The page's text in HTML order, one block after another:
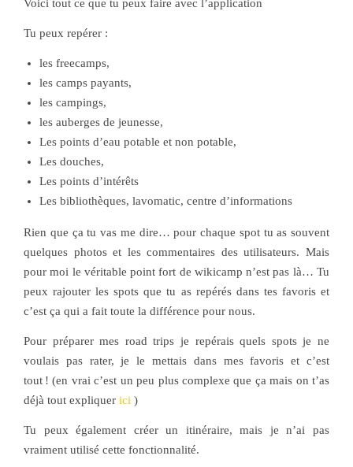
Voici tout ce que tu peux faire avec l’application
Tu peux repérer :
les freecamps,
les camps payants,
les campings,
les auberges de jeunesse,
Les points d’eau potable et non potable,
Les douches,
Les points d’intérêts
Les bibliothèques, lavomatic, centre d’informations
Rien que ça tu vas me dire… pour chaque spot tu as souvent
quelques photos et les commentaires des utilisateurs. Mais
pour moi le véritable point fort de wikicamp n’est pas là… Tu
peux rajouter les spots que tu as repérés dans tes favoris et
c’est ça qui a fait toute la différence pour nous.
Pour préparer mes road trips je repérais quels spots je ne
voulais pas rater, je le mettais dans mes favoris et c’est
tout ! (en vrai c’est un peu plus complexe que ça mais on t’as
déjà tout expliquer ici )
Tu peux également créer un itinéraire, mais je n’ai pas
vraiment utilisé cette fonctionnalité.